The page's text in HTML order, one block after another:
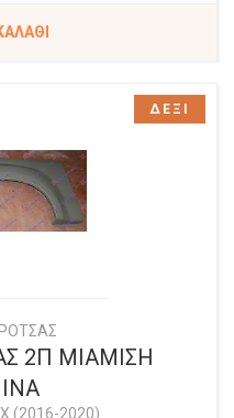
2Π ΜΙΑΜΙΣΗ
(2016-2020)
ΔΕΞΙ